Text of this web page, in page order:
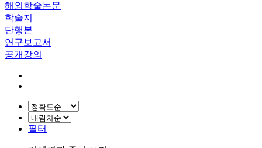
해외학술논문
학술지
단행본
연구보고서
공개강의
필터